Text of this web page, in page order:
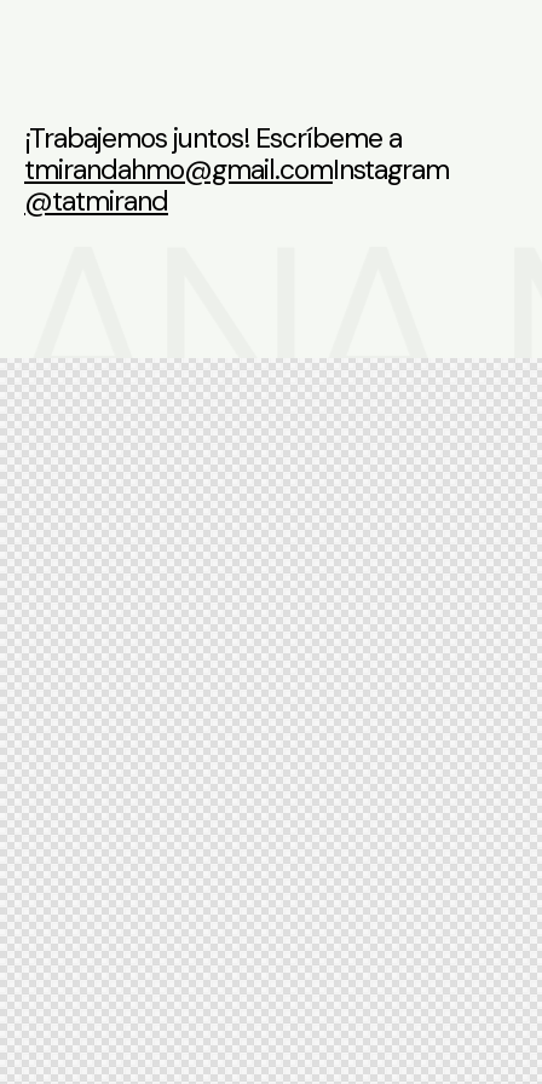
¡Trabajemos juntos! Escríbeme a
tmirandahmo@gmail.comInstagram
@tatmirand